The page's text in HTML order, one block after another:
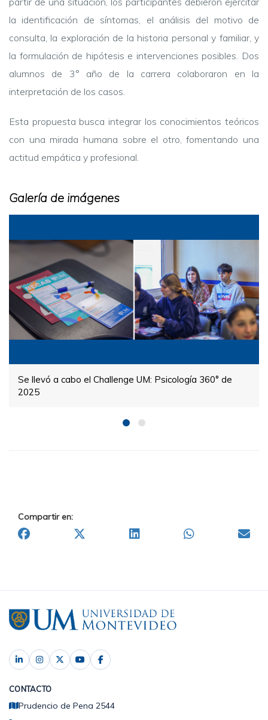
la identificación de síntomas, el análisis del motivo de
consulta, la exploración de la historia personal y familiar, y
la formulación de hipótesis e intervenciones posibles. Dos
alumnos de 3° año de la carrera colaboraron en la
interpretación de los casos.
Esta propuesta busca integrar los conocimientos teóricos
con una mirada humana sobre el otro, fomentando una
actitud empática y profesional.
Galería de imágenes
Se llevó a cabo el Challenge UM: Psicología 360° de
2025
Compartir en:
CONTACTO
Prudencio de Pena 2544